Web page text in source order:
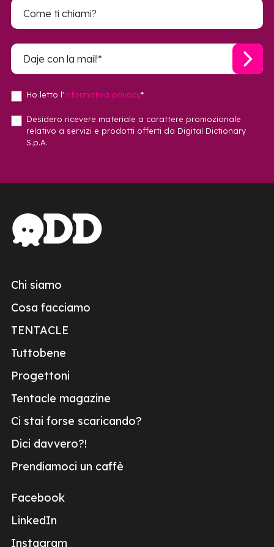
Ho letto l'informativa privacy*
Desidero ricevere materiale a carattere promozionale
relativo a servizi e prodotti offerti da Digital Dictionary
S.p.A.
Chi siamo
Cosa facciamo
TENTACLE
Tuttobene
Progettoni
Tentacle magazine
Ci stai forse scaricando?
Dici davvero?!
Prendiamoci un caffè
Facebook
LinkedIn
Instagram